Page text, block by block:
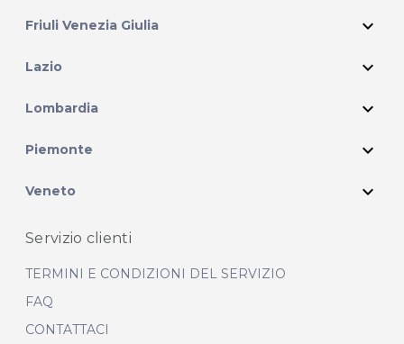
Friuli Venezia Giulia expand_more
Lazio expand_more
Lombardia expand_more
Piemonte expand_more
Veneto expand_more
Servizio clienti
TERMINI E CONDIZIONI DEL SERVIZIO
FAQ
CONTATTACI